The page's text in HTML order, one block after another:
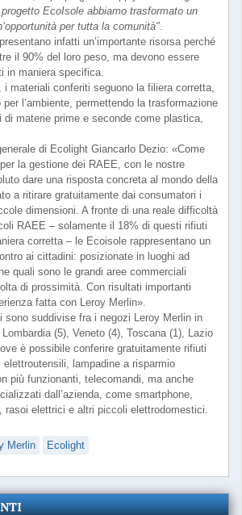
EcoIsole abbiamo trasformato un
per tutta la comunità".
infatti un’importante risorsa perché
il 90% del loro peso, ma devono essere
in maniera specifica.
materiali conferiti seguono la filiera corretta,
l’ambiente, permettendo la trasformazione
materie prime e seconde come plastica,
di Ecolight Giancarlo Dezio: «Come
la gestione dei RAEE, con le nostre
dare una risposta concreta al mondo della
a ritirare gratuitamente dai consumatori i
dimensioni. A fronte di una reale difficoltà
RAEE – solamente il 18% di questi rifiuti
corretta – le Ecoisole rappresentano un
ai cittadini: posizionate in luoghi ad
quali sono le grandi aree commerciali
di prossimità. Con risultati importanti
fatta con Leroy Merlin».
sono suddivise fra i negozi Leroy Merlin in
(5), Veneto (4), Toscana (1), Lazio
è possibile conferire gratuitamente rifiuti
lampadine a risparmio
più funzionanti, telecomandi, ma anche
dall’azienda, come smartphone,
rasoi elettrici e altri piccoli elettrodomestici.
Merlin Ecolight